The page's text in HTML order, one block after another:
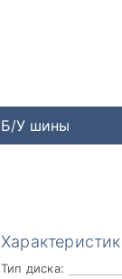
Б/У шины
Тип диска: